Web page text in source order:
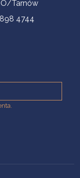
O/Tarnów
4744